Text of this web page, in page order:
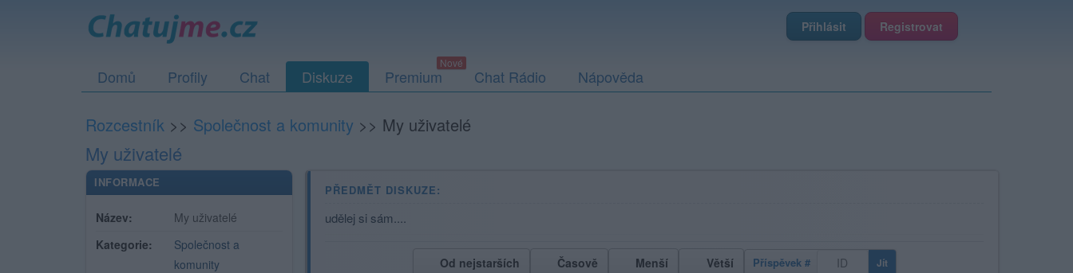
Přihlásit Registrovat
Domů Profily Chat Diskuze Premium Chat Rádio Nápověda
Rozcestník >> Společnost a komunity >> My uživatelé
My uživatelé
INFORMACE
Název:
My uživatelé
Kategorie:
Společnost a
komunity
PŘEDMĚT DISKUZE:
udělej si sám....
Od nejstarších Časově Menší Větší Příspěvek # Jít